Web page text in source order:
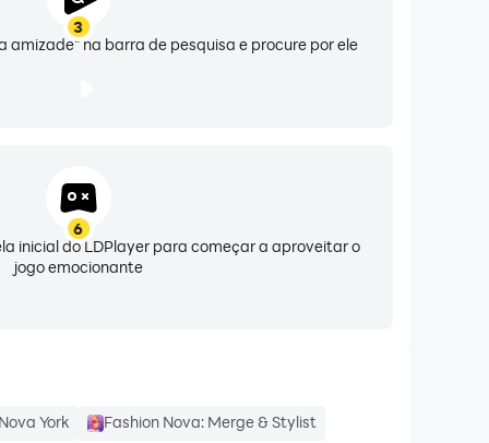
mostrar sua personalidade ou gosto, ou até
Litmatch VIP Associação 👑) e moeda
sem aviso prévio, mas você sempre
3
na barra de pesquisa e procure por ele
6
inicial do LDPlayer para começar a aproveitar o
jogo emocionante
York
Fashion Nova: Merge & Stylist